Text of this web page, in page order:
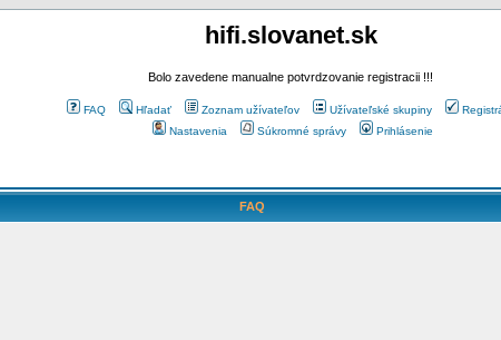
hifi.slovanet.sk
Bolo zavedene manualne potvrdzovanie registracii !!!
FAQ Hľadať Zoznam užívateľov Užívateľské skupiny
Nastavenia
Súkromné správy Prihlásenie
FAQ